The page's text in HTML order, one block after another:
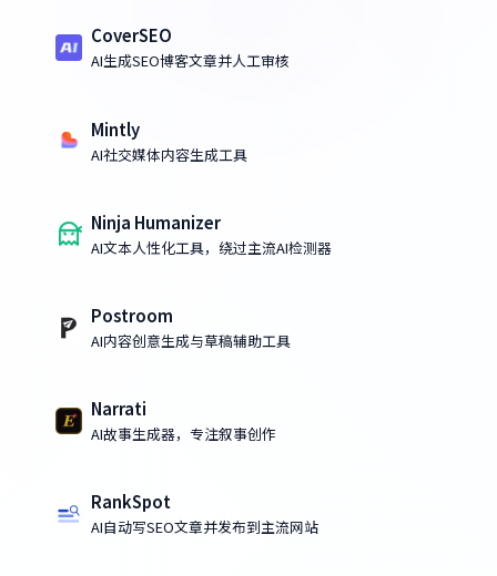
CoverSEO
AI生成SEO博客文章并人工审核
Mintly
AI社交媒体内容生成工具
Ninja Humanizer
AI文本人性化工具，绕过主流AI检测器
Postroom
AI内容创意生成与草稿辅助工具
Narrati
AI故事生成器，专注叙事创作
RankSpot
AI自动写SEO文章并发布到主流网站